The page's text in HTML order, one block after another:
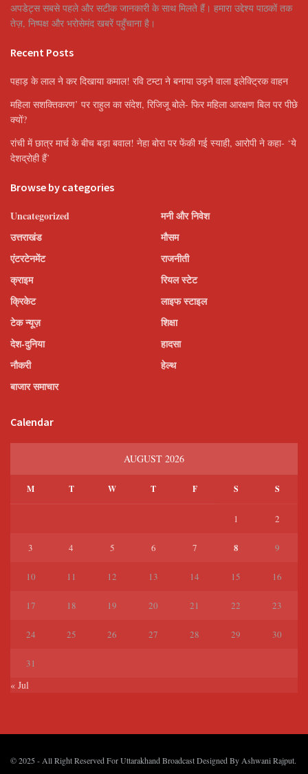
अपडेट्स सबसे पहले और सटीक जानकारी के साथ मिलते हैं। हमारा उद्देश्य पाठकों तक
तेज़, निष्पक्ष और भरोसेमंद खबरें पहुँचाना है।
Recent Posts
पहाड़ के लाल ने कर दिखाया कमाल! रवि टम्टा ने बनाया उड़ने वाला इलेक्ट्रिक वाहन
महिला सशक्तिकरण’ पर राहुल का संदेश, रिजिजू बोले- फिर महिला आरक्षण बिल पर पीछे
क्यों?
रांची में छात्र मार्च के बीच बड़ा बवाल! नेहा बोरा पर फेंकी गई स्याही, आरोपी ने कहा- ‘ये
देशद्रोही हैं’
Browse by categories
Uncategorized
उत्तराखंड
एंटरटेनमेंट
क्राइम
क्रिकेट
टेक न्यूज़
देश-दुनिया
नौकरी
बाजार समाचार
मनी और निवेश
मौसम
राजनीती
रियल स्टेट
लाइफ स्टाइल
शिक्षा
हादसा
हेल्थ
Calendar
AUGUST 2026
M T W T F S S
1 2
3 4 5 6 7 8 9
10 11 12 13 14 15 16
17 18 19 20 21 22 23
24 25 26 27 28 29 30
31
« Jul
© 2025 - All Right Reserved For Uttarakhand Broadcast Designed By Ashwani Rajput.